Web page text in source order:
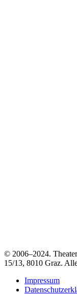
© 2006–2024.
15/13, 8010 Graz.
Impressum